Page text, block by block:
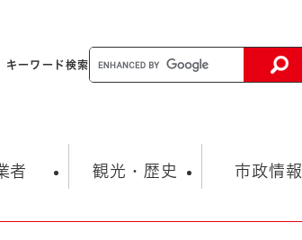
キーワード検索
者 観光・歴史 市政情報